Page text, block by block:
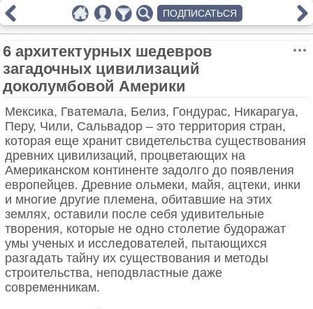
6 архитектурных шедевров
загадочных цивилизаций
доколумбовой Америки
Мексика, Гватемала, Белиз, Гондурас, Никарагуа,
Перу, Чили, Сальвадор – это территория стран,
которая еще хранит свидетельства существования
древних цивилизаций, процветающих на
Американском континенте задолго до появления
европейцев. Древние ольмеки, майя, ацтеки, инки
и многие другие племена, обитавшие на этих
землях, оставили после себя удивительные
творения, которые не одно столетие будоражат
умы ученых и исследователей, пытающихся
разгадать тайну их существования и методы
строительства, неподвластные даже
современникам.
ПОДПИСАТЬСЯ